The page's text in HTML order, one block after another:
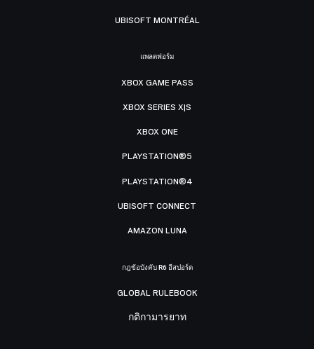
UBISOFT MONTRÉAL
แพลตฟอร์ม
XBOX GAME PASS
XBOX SERIES X|S
XBOX ONE
PLAYSTATION®5
PLAYSTATION®4
UBISOFT CONNECT
AMAZON LUNA
กฎข้อบังคับ R6 อีสปอร์ต
GLOBAL RULEBOOK
กติกามารยาท